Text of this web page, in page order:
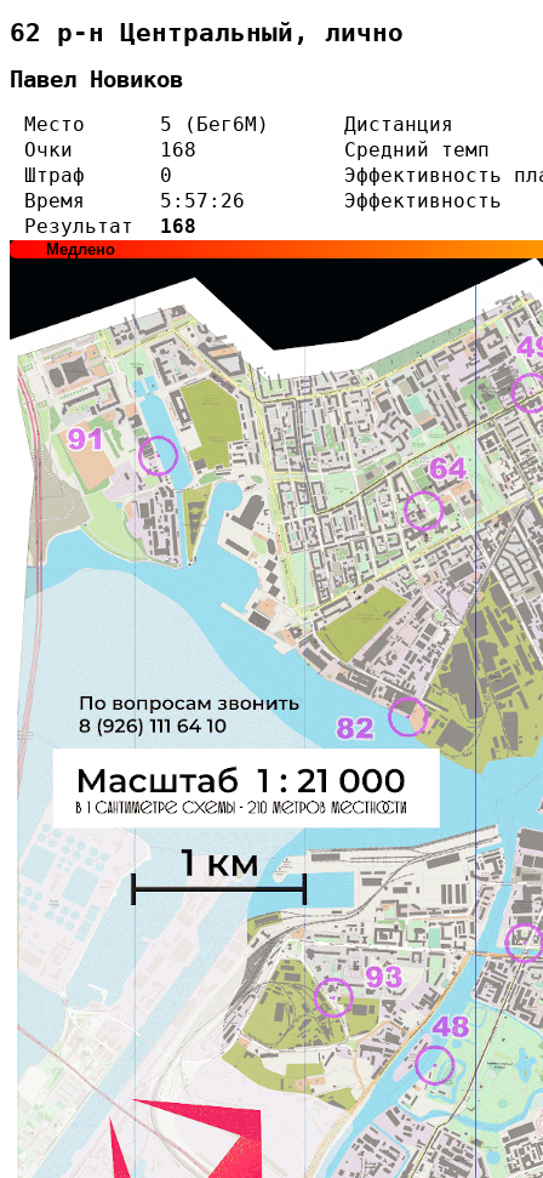
62 р-н Центральный, лично
Павел Новиков
Место 5 (Бег6М)
Дистанция
Очки
168
Средний темп
Штраф
0
Эффективность
Время
5:57:26
Эффективность
Результат
168
Медлено